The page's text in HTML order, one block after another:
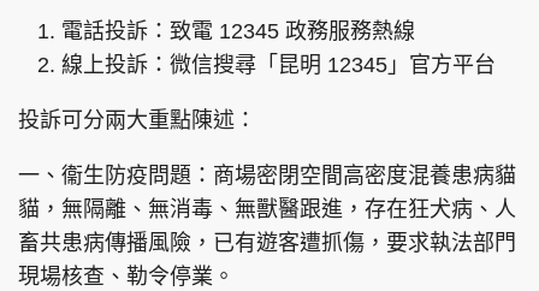
電話投訴：致電 12345 政務服務熱線
線上投訴：微信搜尋「昆明 12345」官方平台
投訴可分兩大重點陳述：
一、衞生防疫問題：商場密閉空間高密度混養患病貓
貓，無隔離、無消毒、無獸醫跟進，存在狂犬病、人
畜共患病傳播風險，已有遊客遭抓傷，要求執法部門
現場核查、勒令停業。